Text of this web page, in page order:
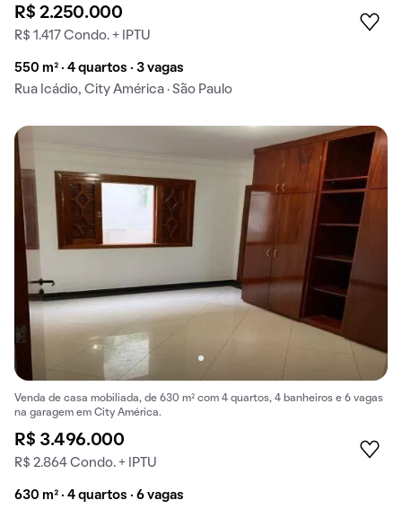
R$ 2.250.000
R$ 1.417 Condo. + IPTU
550 m² · 4 quartos · 3 vagas
Rua Icádio, City América · São Paulo
Venda de casa mobiliada, de 630 m² com 4 quartos, 4 banheiros e 6 vagas
na garagem em City América.
R$ 3.496.000
R$ 2.864 Condo. + IPTU
630 m² · 4 quartos · 6 vagas